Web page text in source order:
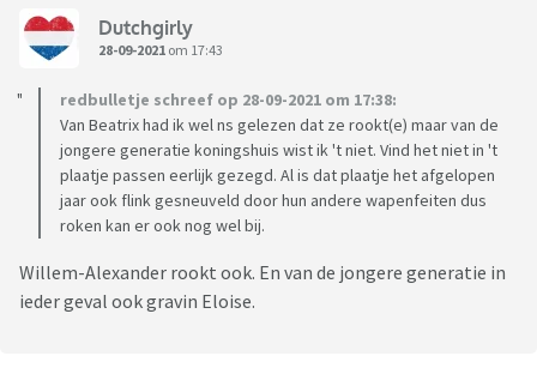
Dutchgirly
28-09-2021 om 17:43
redbulletje schreef op 28-09-2021 om 17:38:
Van Beatrix had ik wel ns gelezen dat ze rookt(e) maar van de
jongere generatie koningshuis wist ik 't niet. Vind het niet in 't
plaatje passen eerlijk gezegd. Al is dat plaatje het afgelopen
jaar ook flink gesneuveld door hun andere wapenfeiten dus
roken kan er ook nog wel bij.
Willem-Alexander rookt ook. En van de jongere generatie in
ieder geval ook gravin Eloise.